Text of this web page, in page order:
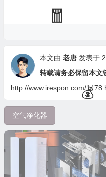
本文由 老唐发表于
转载请务必保留本文
http://www.irespon.com/
空气净化器
🎁
🧧